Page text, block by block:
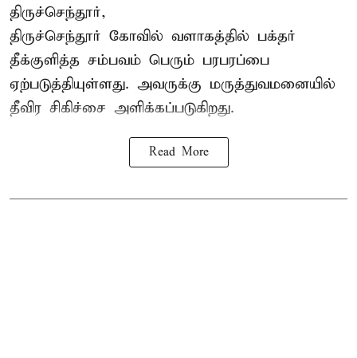
திருச்செந்தூர்,
திருச்செந்தூர் கோவில் வளாகத்தில் பக்தர்
தீக்குளித்த சம்பவம் பெரும் பரபரப்பை
ஏற்படுத்தியுள்ளது. அவருக்கு மருத்துவமனையில்
தீவிர சிகிச்சை அளிக்கப்படுகிறது.
Read More